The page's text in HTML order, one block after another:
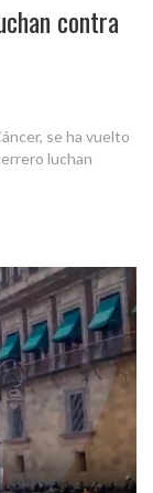
contra
se ha vuelto
luchan